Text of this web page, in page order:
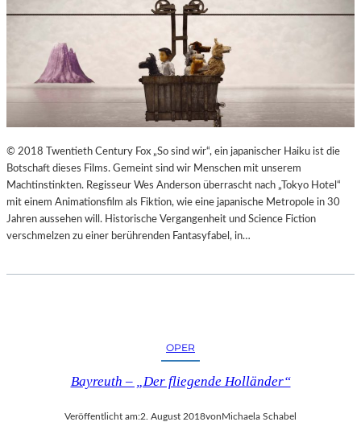
© 2018 Twentieth Century Fox „So sind wir“, ein japanischer Haiku ist die
Botschaft dieses Films. Gemeint sind wir Menschen mit unserem
Machtinstinkten. Regisseur Wes Anderson überrascht nach „Tokyo Hotel“
mit einem Animationsfilm als Fiktion, wie eine japanische Metropole in 30
Jahren aussehen will. Historische Vergangenheit und Science Fiction
verschmelzen zu einer berührenden Fantasyfabel, in…
OPER
Bayreuth – „Der fliegende Holländer“
Veröffentlicht am:2. August 2018vonMichaela Schabel